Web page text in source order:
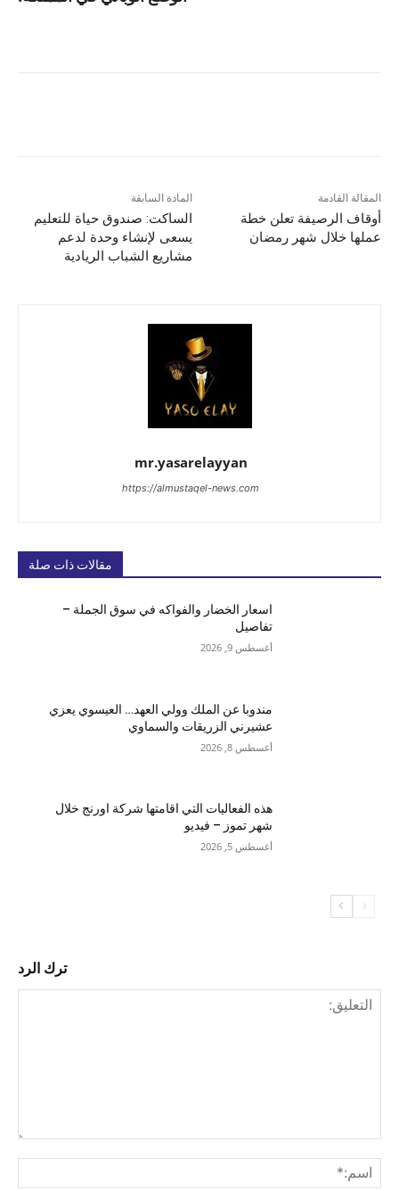
المادة السابقة
الساكت: صندوق حياة للتعليم
يسعى لإنشاء وحدة لدعم
مشاريع الشباب الريادية
المقالة القادمة
أوقاف الرصيفة تعلن خطة
عملها خلال شهر رمضان
mr.yasarelayyan
https://almustaqel-news.com
مقالات ذات صلة
اسعار الخضار والفواكه في سوق الجملة –
تفاصيل
أغسطس 9, 2026
مندوبا عن الملك وولي العهد… العيسوي يعزي
عشيرني الزريقات والسماوي
أغسطس 8, 2026
هذه الفعاليات التي اقامتها شركة اورنج خلال
شهر تموز – فيديو
أغسطس 5, 2026
ترك الرد